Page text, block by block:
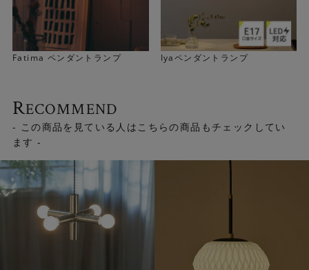
Fatima ペンダントランプ Iyaペンダントランプ
RECOMMEND
- この商品を見ている人はこちらの商品もチェックしてい
ます -